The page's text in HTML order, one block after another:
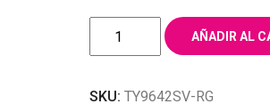
TIJERA
MICRODENTADA
6"
AÑADIR AL
SKU:TY9642SV-RG